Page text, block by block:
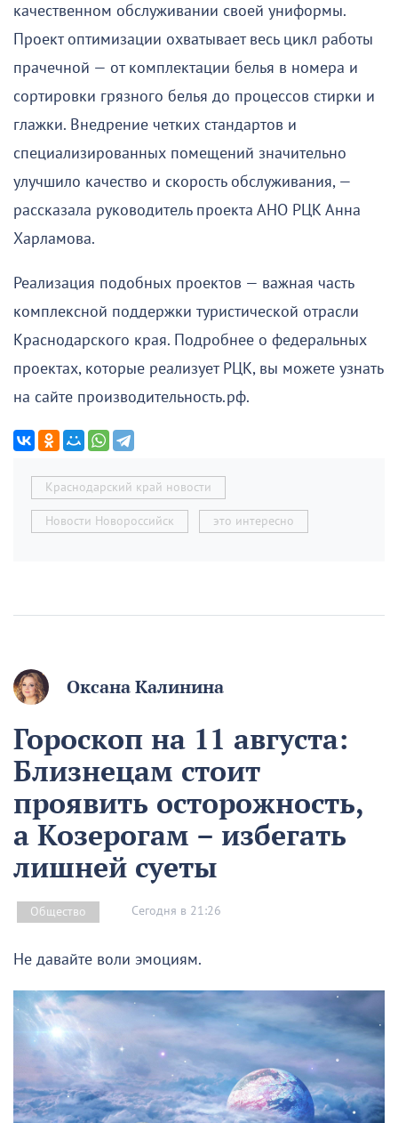
качественном обслуживании своей униформы.
Проект оптимизации охватывает весь цикл работы
прачечной — от комплектации белья в номера и
сортировки грязного белья до процессов стирки и
глажки. Внедрение четких стандартов и
специализированных помещений значительно
улучшило качество и скорость обслуживания, —
рассказала руководитель проекта АНО РЦК Анна
Харламова.
Реализация подобных проектов — важная часть
комплексной поддержки туристической отрасли
Краснодарского края. Подробнее о федеральных
проектах, которые реализует РЦК, вы можете узнать
на сайте производительность.рф.
Краснодарский край новости
Новости Новороссийск это интересно
Оксана Калинина
Гороскоп на 11 августа:
Близнецам стоит
проявить осторожность,
а Козерогам – избегать
лишней суеты
Общество Сегодня в 21:26
Не давайте воли эмоциям.